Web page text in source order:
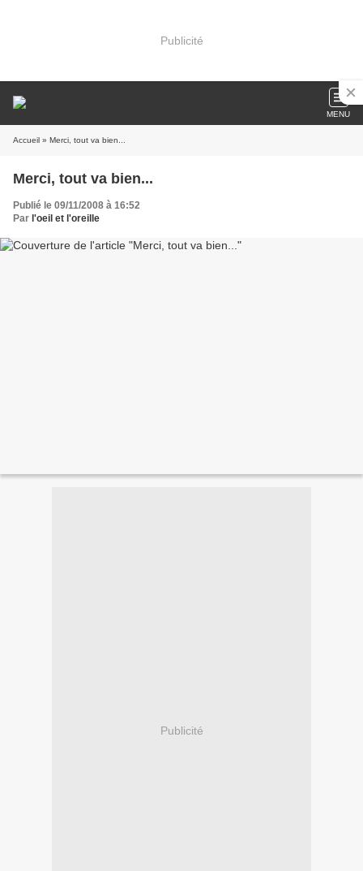
Publicité
MENU
Accueil » Merci, tout va bien...
Merci, tout va bien...
Publié le 09/11/2008 à 16:52
Par l'oeil et l'oreille
Publicité